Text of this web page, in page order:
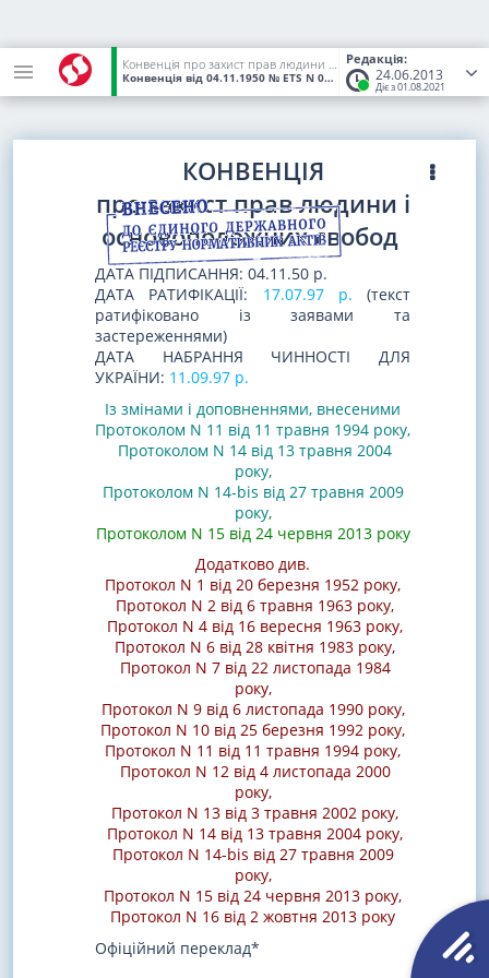
Редакція:
24.06.2013
Діє з 01.08.2021
Конвенція про захист прав людини і основоположних свобод
Конвенція від 04.11.1950 № ETS N 005 (Статус:Чинний)
КОНВЕНЦІЯ
про захист прав людини і
основоположних свобод
ДАТА ПІДПИСАННЯ: 04.11.50 р.
ДАТА РАТИФІКАЦІЇ: 17.07.97 р. (текст
ратифіковано із заявами та
застереженнями)
ДАТА НАБРАННЯ ЧИННОСТІ ДЛЯ
УКРАЇНИ: 11.09.97 р.
Із змінами і доповненнями, внесеними
Протоколом N 11 від 11 травня 1994 року,
Протоколом N 14 від 13 травня 2004
року,
Протоколом N 14-bis від 27 травня 2009
року,
Протоколом N 15 від 24 червня 2013 року
Додатково див.
Протокол N 1 від 20 березня 1952 року,
Протокол N 2 від 6 травня 1963 року,
Протокол N 4 від 16 вересня 1963 року,
Протокол N 6 від 28 квітня 1983 року,
Протокол N 7 від 22 листопада 1984
року,
Протокол N 9 від 6 листопада 1990 року,
Протокол N 10 від 25 березня 1992 року,
Протокол N 11 від 11 травня 1994 року,
Протокол N 12 від 4 листопада 2000
року,
Протокол N 13 від 3 травня 2002 року,
Протокол N 14 від 13 травня 2004 року,
Протокол N 14-bis від 27 травня 2009
року,
Протокол N 15 від 24 червня 2013 року,
Протокол N 16 від 2 жовтня 2013 року
Офіційний переклад*